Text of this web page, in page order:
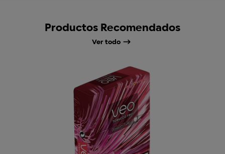
Productos Recomendados
Ver todo